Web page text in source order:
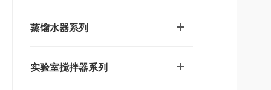
蒸馏水器系列
实验室搅拌器系列